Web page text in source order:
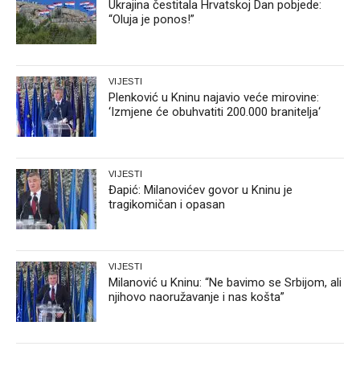
Ukrajina čestitala Hrvatskoj Dan pobjede:
“Oluja je ponos!”
VIJESTI
Plenković u Kninu najavio veće mirovine:
‘Izmjene će obuhvatiti 200.000 branitelja‘
VIJESTI
Đapić: Milanovićev govor u Kninu je
tragikomičan i opasan
VIJESTI
Milanović u Kninu: “Ne bavimo se Srbijom, ali
njihovo naoružavanje i nas košta”